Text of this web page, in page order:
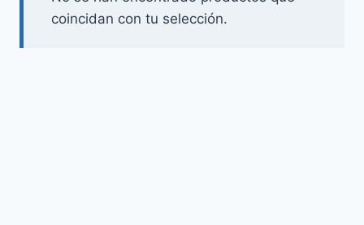
coincidan con tu selección.